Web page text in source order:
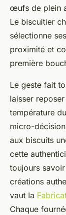
œufs de plein
Le biscuitier
sélectionne
proximité et
première
Le geste fait
laisser
température
micro-
aux biscuits
cette
toujours
créations
vaut la
Chaque